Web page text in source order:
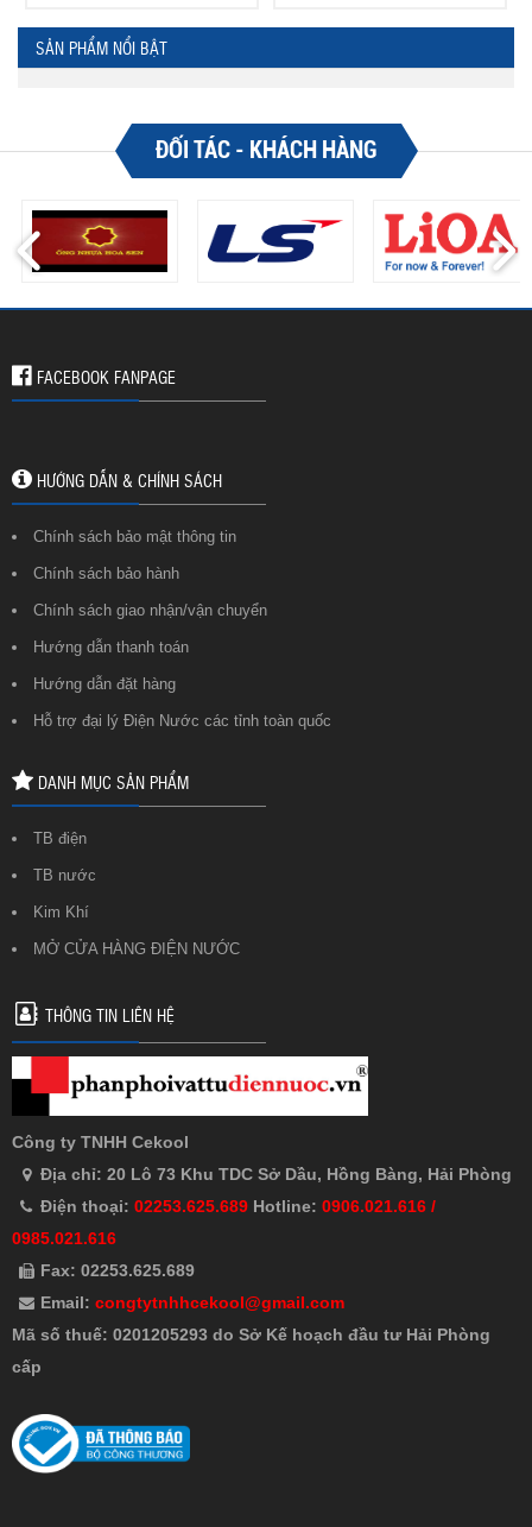
SẢN PHẨM NỔI BẬT
ĐỐI TÁC - KHÁCH HÀNG
FACEBOOK FANPAGE
HƯỚNG DẪN & CHÍNH SÁCH
Chính sách bảo mật thông tin
Chính sách bảo hành
Chính sách giao nhận/vận chuyển
Hướng dẫn thanh toán
Hướng dẫn đặt hàng
Hỗ trợ đại lý Điện Nước các tỉnh toàn quốc
DANH MỤC SẢN PHẨM
TB điện
TB nước
Kim Khí
MỞ CỬA HÀNG ĐIỆN NƯỚC
THÔNG TIN LIÊN HỆ
Công ty TNHH Cekool
Địa chỉ: 20 Lô 73 Khu TDC Sở Dầu, Hồng Bàng, Hải Phòng
Điện thoại: 02253.625.689 Hotline: 0906.021.616 /
0985.021.616
Fax: 02253.625.689
Email: congtytnhhcekool@gmail.com
Mã số thuế: 0201205293 do Sở Kế hoạch đầu tư Hải Phòng
cấp